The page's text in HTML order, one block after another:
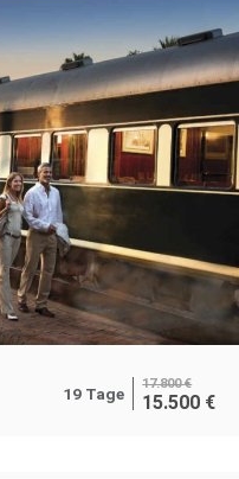
19 Tage
17.800 €
15.500 €